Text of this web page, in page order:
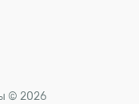
© 2026